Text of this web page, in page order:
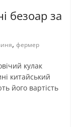
безоар за
, фермер
кулак
китайський
його вартість